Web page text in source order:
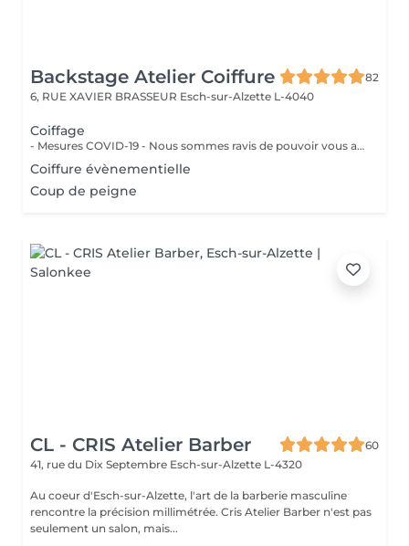
Backstage Atelier Coiffure
82
6, RUE XAVIER BRASSEUR Esch-sur-Alzette L-4040
Coiffage
- Mesures COVID-19 - Nous sommes ravis de pouvoir vous accueillir à partir du 11 mai 2020 . Dans la mesure du possible : - Réserver un jour et un créneau en semaine si vous n'avez pas de contrainte pro./perso. - Venir seul aux rendez-vous - Se présenter au salon à l'heure prévue - Porter un masque et des gants - Respecter la distanciation - Prévoyez une boisson et de la lecture si besoin - Privilégier les modes de paiements sans contact Un grand merci d'avance pour votre compréhension. Au plaisir de vous revoir très vite.
Coiffure évènementielle
Coup de peigne
CL - CRIS Atelier Barber
60
41, rue du Dix Septembre Esch-sur-Alzette L-4320
Au coeur d'Esch-sur-Alzette, l'art de la barberie masculine
rencontre la précision millimétrée. Cris Atelier Barber n'est pas
seulement un salon, mais...